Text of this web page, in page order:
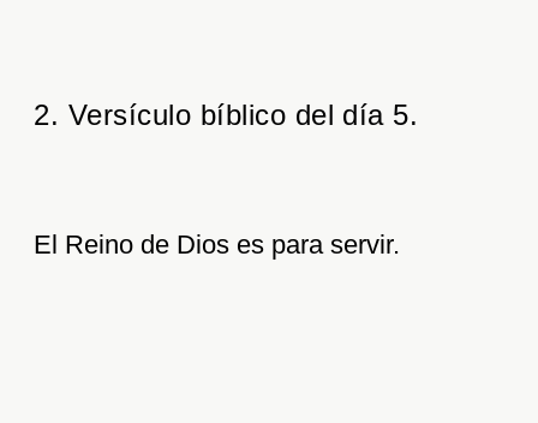
2. Versículo bíblico del día 5.
El Reino de Dios es para servir.